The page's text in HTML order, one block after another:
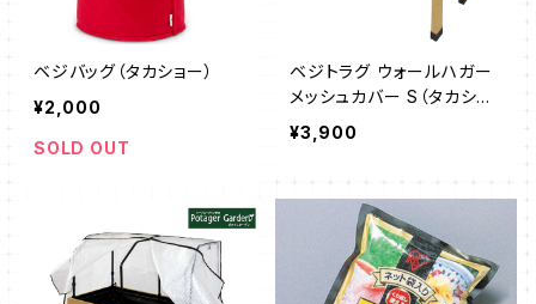
ベジバッグ（タカショー）
¥2,000
SOLD OUT
ベジトラグ ウォールハガー
メッシュカバー S（タカショ
ー）
¥3,900